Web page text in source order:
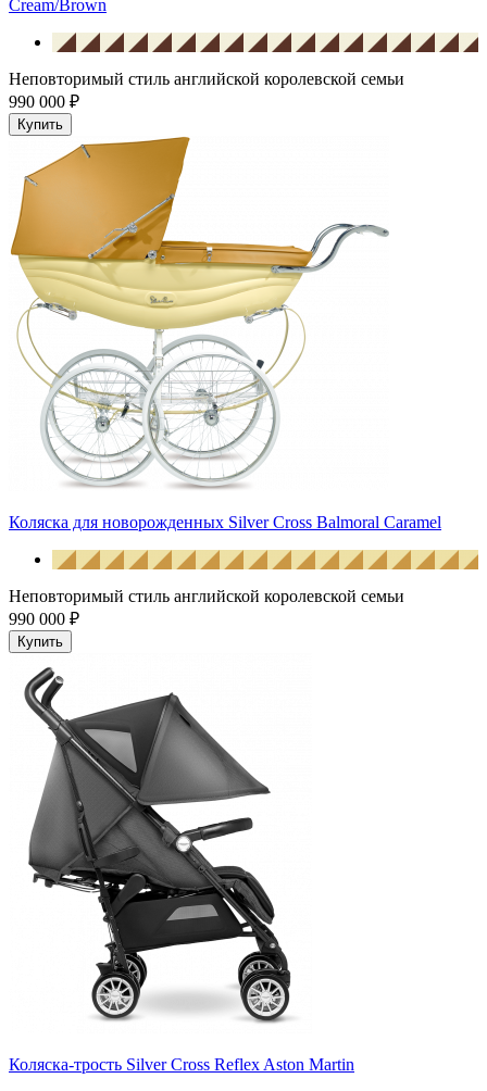
Cream/Brown
Неповторимый стиль английской королевской семьи
990 000 ₽
Купить
Коляска для новорожденных Silver Cross Balmoral Caramel
Неповторимый стиль английской королевской семьи
990 000 ₽
Купить
Коляска-трость Silver Cross Reflex Aston Martin